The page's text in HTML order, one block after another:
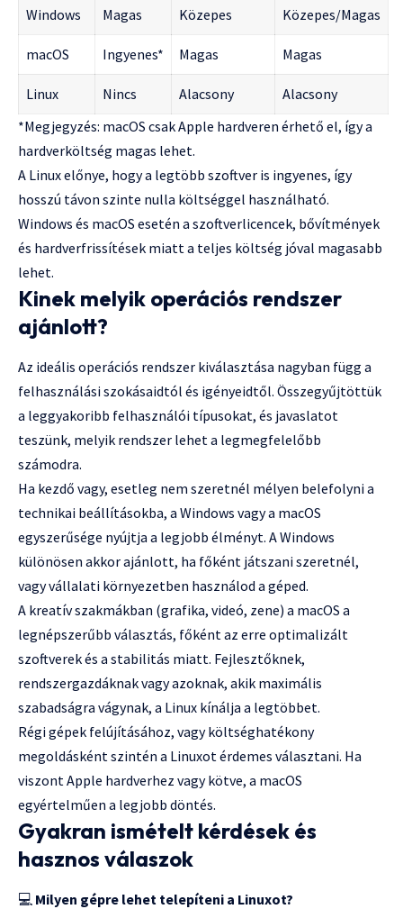
Windows Magas Közepes Közepes/Magas
macOS Ingyenes* Magas Magas
Linux Nincs Alacsony
Alacsony
*Megjegyzés: macOS csak Apple hardveren érhető el, így a
hardverköltség magas lehet.
A Linux előnye, hogy a legtöbb szoftver is ingyenes, így
hosszú távon szinte nulla költséggel használható.
Windows és macOS esetén a szoftverlicencek, bővítmények
és hardverfrissítések miatt a teljes költség jóval magasabb
lehet.
Kinek melyik operációs rendszer
ajánlott?
Az ideális operációs rendszer kiválasztása nagyban függ a
felhasználási szokásaidtól és igényeidtől. Összegyűjtöttük
a leggyakoribb felhasználói típusokat, és javaslatot
teszünk, melyik rendszer lehet a legmegfelelőbb
számodra.
Ha kezdő vagy, esetleg nem szeretnél mélyen belefolyni a
technikai beállításokba, a Windows vagy a macOS
egyszerűsége nyújtja a legjobb élményt. A Windows
különösen akkor ajánlott, ha főként játszani szeretnél,
vagy vállalati környezetben használod a géped.
A kreatív szakmákban (grafika, videó, zene) a macOS a
legnépszerűbb választás, főként az erre optimalizált
szoftverek és a stabilitás miatt. Fejlesztőknek,
rendszergazdáknak vagy azoknak, akik maximális
szabadságra vágynak, a Linux kínálja a legtöbbet.
Régi gépek felújításához, vagy költséghatékony
megoldásként szintén a Linuxot érdemes választani. Ha
viszont Apple hardverhez vagy kötve, a macOS
egyértelműen a legjobb döntés.
Gyakran ismételt kérdések és
hasznos válaszok
💻 Milyen gépre lehet telepíteni a Linuxot?